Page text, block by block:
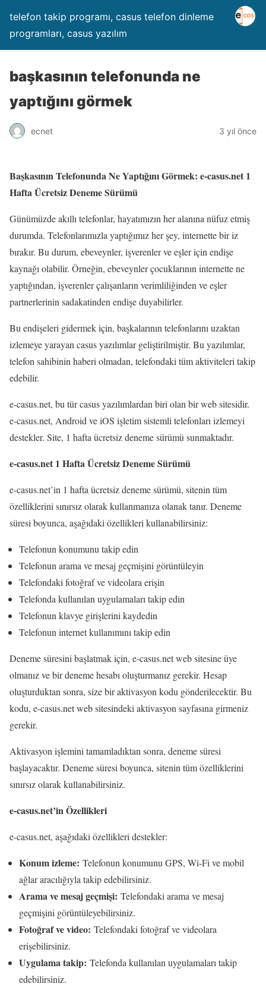
telefon takip programı, casus telefon dinleme
programları, casus yazılım
başkasının telefonunda ne
yaptığını görmek
ecnet 3 yıl önce
Başkasının Telefonunda Ne Yaptığını Görmek: e-casus.net 1
Hafta Ücretsiz Deneme Sürümü
Günümüzde akıllı telefonlar, hayatımızın her alanına nüfuz etmiş
durumda. Telefonlarımızla yaptığımız her şey, internette bir iz
bırakır. Bu durum, ebeveynler, işverenler ve eşler için endişe
kaynağı olabilir. Örneğin, ebeveynler çocuklarının internette ne
yaptığından, işverenler çalışanların verimliliğinden ve eşler
partnerlerinin sadakatinden endişe duyabilirler.
Bu endişeleri gidermek için, başkalarının telefonlarını uzaktan
izlemeye yarayan casus yazılımlar geliştirilmiştir. Bu yazılımlar,
telefon sahibinin haberi olmadan, telefondaki tüm aktiviteleri takip
edebilir.
e-casus.net, bu tür casus yazılımlardan biri olan bir web sitesidir.
e-casus.net, Android ve iOS işletim sistemli telefonları izlemeyi
destekler. Site, 1 hafta ücretsiz deneme sürümü sunmaktadır.
e-casus.net 1 Hafta Ücretsiz Deneme Sürümü
e-casus.net’in 1 hafta ücretsiz deneme sürümü, sitenin tüm
özelliklerini sınırsız olarak kullanmanıza olanak tanır. Deneme
süresi boyunca, aşağıdaki özellikleri kullanabilirsiniz:
Telefonun konumunu takip edin
Telefonun arama ve mesaj geçmişini görüntüleyin
Telefondaki fotoğraf ve videolara erişin
Telefonda kullanılan uygulamaları takip edin
Telefonun klavye girişlerini kaydedin
Telefonun internet kullanımını takip edin
Deneme süresini başlatmak için, e-casus.net web sitesine üye
olmanız ve bir deneme hesabı oluşturmanız gerekir. Hesap
oluşturduktan sonra, size bir aktivasyon kodu gönderilecektir. Bu
kodu, e-casus.net web sitesindeki aktivasyon sayfasına girmeniz
gerekir.
Aktivasyon işlemini tamamladıktan sonra, deneme süresi
başlayacaktır. Deneme süresi boyunca, sitenin tüm özelliklerini
sınırsız olarak kullanabilirsiniz.
e-casus.net’in Özellikleri
e-casus.net, aşağıdaki özellikleri destekler:
Konum izleme: Telefonun konumunu GPS, Wi-Fi ve mobil
ağlar aracılığıyla takip edebilirsiniz.
Arama ve mesaj geçmişi: Telefondaki arama ve mesaj
geçmişini görüntüleyebilirsiniz.
Fotoğraf ve video: Telefondaki fotoğraf ve videolara
erişebilirsiniz.
Uygulama takip: Telefonda kullanılan uygulamaları takip
edebilirsiniz.